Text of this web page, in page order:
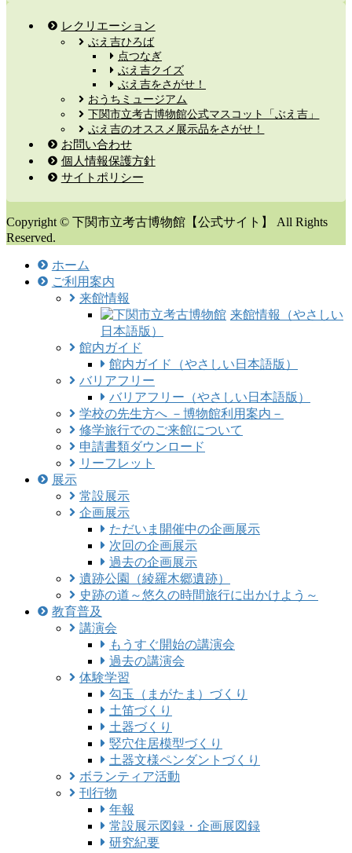
レクリエーション
ぶえ吉ひろば
点つなぎ
ぶえ吉クイズ
ぶえ吉をさがせ！
おうちミュージアム
下関市立考古博物館公式マスコット「ぶえ吉」
ぶえ吉のオススメ展示品をさがせ！
お問い合わせ
個人情報保護方針
サイトポリシー
Copyright © 下関市立考古博物館【公式サイト】 All Rights
Reserved.
ホーム
ご利用案内
来館情報
来館情報（やさしい
日本語版）
館内ガイド
館内ガイド（やさしい日本語版）
バリアフリー
バリアフリー（やさしい日本語版）
学校の先生方へ －博物館利用案内－
修学旅行でのご来館について
申請書類ダウンロード
リーフレット
展示
常設展示
企画展示
ただいま開催中の企画展示
次回の企画展示
過去の企画展示
遺跡公園（綾羅木郷遺跡）
史跡の道～悠久の時間旅行に出かけよう～
教育普及
講演会
もうすぐ開始の講演会
過去の講演会
体験学習
勾玉（まがたま）づくり
土笛づくり
土器づくり
竪穴住居模型づくり
土器文様ペンダントづくり
ボランティア活動
刊行物
年報
常設展示図録・企画展図録
研究紀要